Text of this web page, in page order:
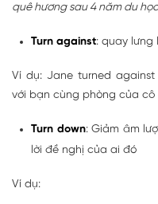
quê hương sau 4 năm du
Turn against: quay
Ví dụ: Jane turned
với bạn cùng phòng của cô
Turn down: Giảm âm
lời đề nghị của ai đó
Ví dụ: